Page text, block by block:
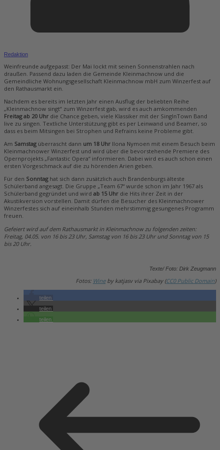
Redaktion
Weinfreunde aufgepasst: Der Mai lockt mit seinen Sonnenstrahlen nach
draußen. Passend dazu laden die Gemeinde Kleinmachnow und die
Gemeindliche Wohnungsgesellschaft Kleinmachnow mbH zum Winzerfest auf
den Rathausmarkt ein.
Nachdem es bereits im letzten Jahr einen Ausflug der beliebten Reihe
„Kleinmachnow singt“ zum Winzerfest gab, wird es auch amkommenden
Freitag ab 20 Uhr die Chance geben, viele Klassiker mit der SingInTown Band
live zu singen. Textliche Unterstützung gibt es per Leinwand und Beamer, so
dass es beim Mitsingen bei Strophen und Refrains keine Probleme gibt.
Am Samstagüberrascht dann um 18 Uhr Ilona Nymoen mit einem Besuch beim
Kleinmachnower Winzerfest und wird über die bevorstehende Premiere des
Opernprojekts „Fantastic Opera“ informieren. Dabei wird es auch schon einen
ersten Vorgeschmack auf die zu hörenden Arien geben.
Für den Sonntaghat sich dann zusätzlich auch Brandenburgs älteste
Schülerband angesagt. Die Gruppe „Team 67“ wurde schon im Jahr 1967 als
Schülerband gegründet und wird ab 15 Uhr die Hits ihrer Zeit in der
Akustikversion vorstellen. Damit dürfen die Besucher des Kleinmachnower
Winzerfestes sich auf eineinhalb Stunden mehrstimmig gesungenes Programm
freuen.
Gefeiert wird auf dem Rathausmarkt in Kleinmachnow zu folgenden zeiten:
Freitag, 04.05. von 16 bis 23 Uhr, Samstag von 16 bis 23 Uhr und Sonntag von 15
bis 20 Uhr.
Texte/ Foto: Dirk Zeugmann
Fotos: Wineby katjasv via Pixabay (CC0 Public Domain)
teilen
teilen
teilen